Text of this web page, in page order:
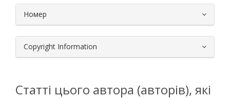
Номер
Copyright Information
Статті цього автора (авторів), які